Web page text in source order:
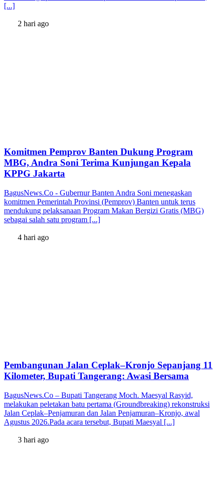
[...]
2 hari ago
Komitmen Pemprov Banten Dukung Program
MBG, Andra Soni Terima Kunjungan Kepala
KPPG Jakarta
BagusNews.Co - Gubernur Banten Andra Soni menegaskan
komitmen Pemerintah Provinsi (Pemprov) Banten untuk terus
mendukung pelaksanaan Program Makan Bergizi Gratis (MBG)
sebagai salah satu program [...]
4 hari ago
Pembangunan Jalan Ceplak–Kronjo Sepanjang 11
Kilometer, Bupati Tangerang: Awasi Bersama
BagusNews.Co – Bupati Tangerang Moch. Maesyal Rasyid,
melakukan peletakan batu pertama (Groundbreaking) rekonstruksi
Jalan Ceplak–Penjamuran dan Jalan Penjamuran–Kronjo, awal
Agustus 2026.Pada acara tersebut, Bupati Maesyal [...]
3 hari ago